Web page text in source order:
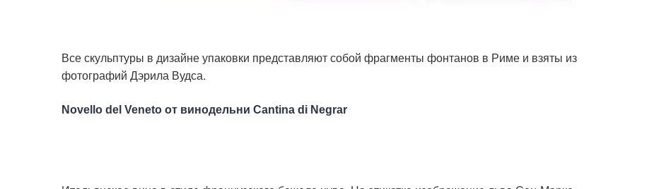
Все скульптуры в дизайне упаковки представляют собой фрагменты фонтанов в Риме и взяты из
фотографий Дэрила Вудса.
Novello del Veneto от винодельни Cantina di Negrar